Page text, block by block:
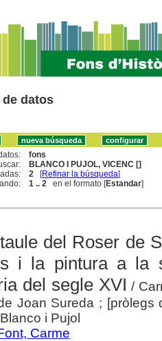
de datos
fons
BLANCO I PUJOL, VICENC []
2 [Refinar la búsqueda]
1 .. 2 en el formato [Estandar]
del Roser de
i la pintura a la
del segle XVI /
Joan Sureda ;
i Pujol
Carme